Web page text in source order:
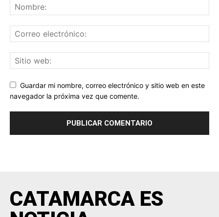
Guardar mi nombre, correo electrónico y sitio web en este
navegador la próxima vez que comente.
CATAMARCA ES